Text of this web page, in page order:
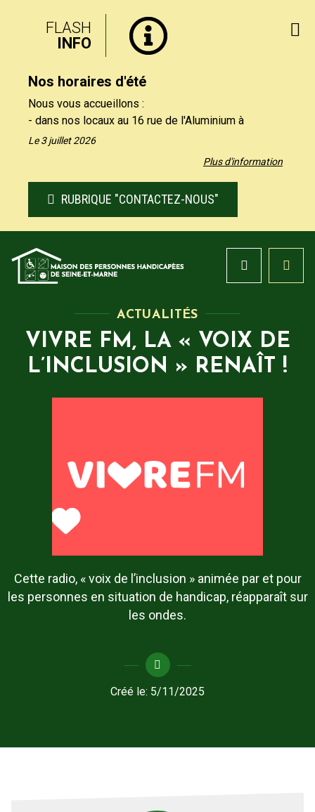
FLASH
INFO
Nos horaires d'été
Plus d'information
Nous vous accueillons :
- dans nos locaux au 16 rue de l'Aluminium à
Savigny-le-Temple uniquement le matin, du lundi au
- par téléphone au 01 64 19 11 40 uniquement
vendredi de 13h30 à 16h.
disposition sur notre site, rubrique "Contactez-nous".
Le 3 juillet 2026
RUBRIQUE "CONTACTEZ-NOUS"
ACTUALITÉS
VIVRE FM, LA « VOIX DE
L’INCLUSION » RENAÎT !
Cette radio, « voix de l’inclusion » animée par et pour
les personnes en situation de handicap, réapparaît sur
les ondes.
Créé le: 5/11/2025